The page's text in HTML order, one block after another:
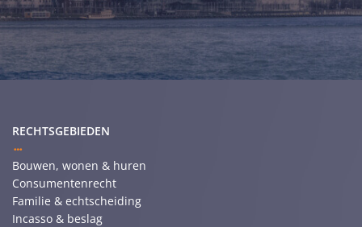
RECHTSGEBIEDEN
Bouwen, wonen & huren
Consumentenrecht
Familie & echtscheiding
Incasso & beslag